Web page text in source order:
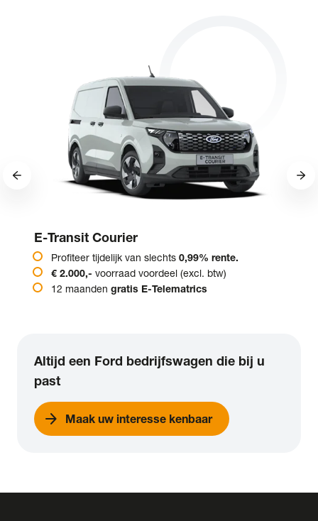
E-Transit Courier
Profiteer tijdelijk van slechts 0,99% rente.
€ 2.000,- voorraad voordeel (excl. btw)
12 maanden gratis E-Telematrics
Altijd een Ford bedrijfswagen die bij u
past
arrow_forward Maak uw interesse kenbaar